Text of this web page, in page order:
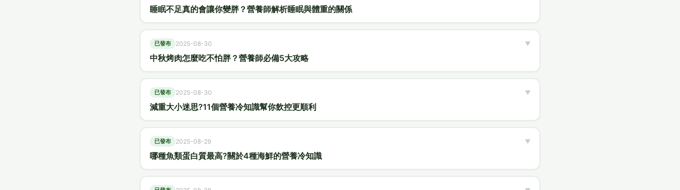
睡眠不足真的會讓你變胖？營養師解析睡眠與體重的關係
已發布 2025-08-30
中秋烤肉怎麼吃不怕胖？營養師必備5大攻略
▼
已發布 2025-08-30
減重大小迷思?11個營養冷知識幫你飲控更順利
▼
已發布 2025-08-29
哪種魚類蛋白質最高?關於4種海鮮的營養冷知識
▼